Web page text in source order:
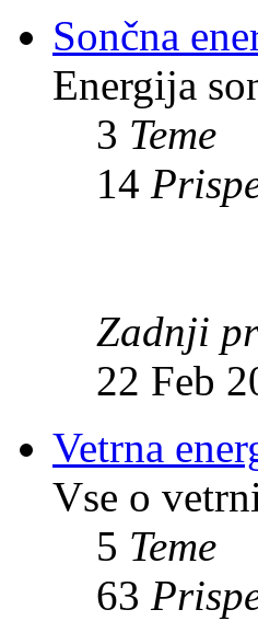
Sončna
Energija
3 Teme
14
Zadnji
22 Feb
Vetrna
Vse o
5 Teme
63